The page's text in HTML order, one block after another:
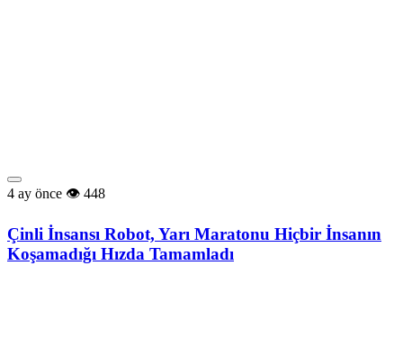
4 ay önce 448
Çinli İnsansı Robot, Yarı Maratonu Hiçbir İnsanın
Koşamadığı Hızda Tamamladı